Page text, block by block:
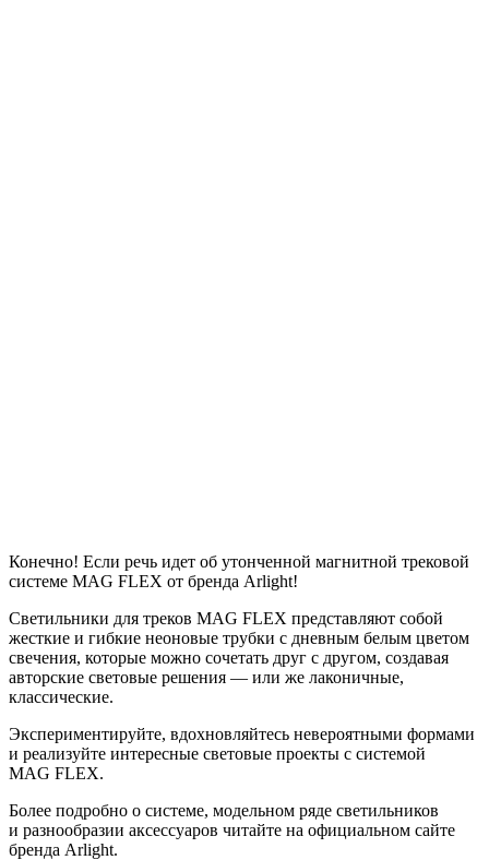
Конечно! Если речь идет об утонченной магнитной трековой
системе MAG FLEX от бренда Arlight!
Светильники для треков MAG FLEX представляют собой
жесткие и гибкие неоновые трубки с дневным белым цветом
свечения, которые можно сочетать друг с другом, создавая
авторские световые решения — или же лаконичные,
классические.
Экспериментируйте, вдохновляйтесь невероятными формами
и реализуйте интересные световые проекты с системой
MAG FLEX.
Более подробно о системе, модельном ряде светильников
и разнообразии аксессуаров читайте на официальном сайте
бренда Arlight.